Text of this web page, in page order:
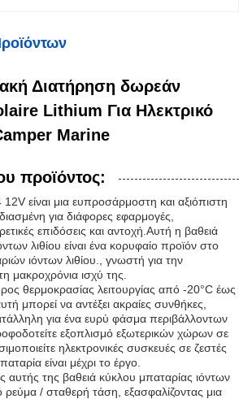
Διατήρηση δωρεάν
Lithium Για Ηλεκτρικό
Marine
προϊόντος:
είναι μια ευπροσάρμοστη και αξιόπιστη
για διάφορες εφαρμογές,
επιδόσεις και αντοχή.Αυτή η βαθειά
λιθίου είναι ένα κορυφαίο προϊόν στο
ιόντων λιθίου., γνωστή για την
μακροχρόνια ισχύ της.
θερμοκρασίας λειτουργίας από -20°C έως
μπορεί να αντέξει ακραίες συνθήκες,
για ένα ευρύ φάσμα περιβάλλοντων
εξοπλισμό εξωτερικών χώρων σε
ηλεκτρονικές συσκευές σε ζεστές
είναι μέχρι το έργο.
αυτής της βαθειά κύκλου μπαταρίας ιόντων
ρεύμα / σταθερή τάση, εξασφαλίζοντας μια